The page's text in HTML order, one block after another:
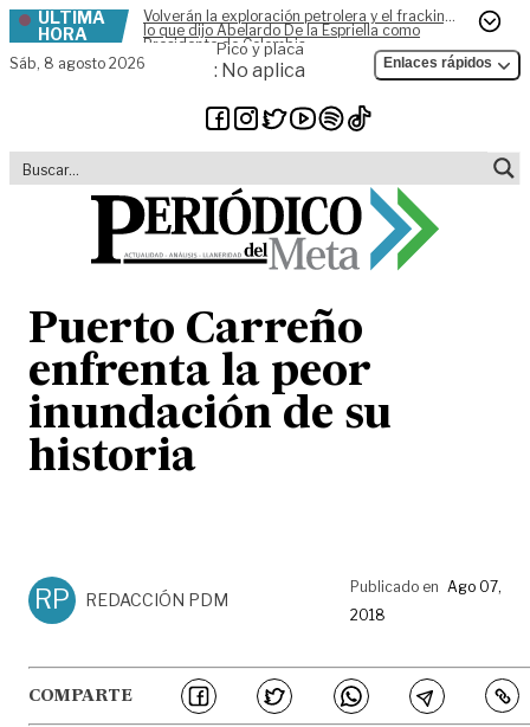
Skip to content
ÚLTIMA
HORA
Volverán la exploración petrolera y el fracking,
lo que dijo Abelardo De la Espriella como
Presidente de Colombia
Sáb, 8 agosto 2026
Pico y placa
: No aplica Enlaces rápidos
Puerto Carreño
enfrenta la peor
inundación de su
historia
RP REDACCIÓN PDM
Publicado en Ago 07,
2018
COMPARTE